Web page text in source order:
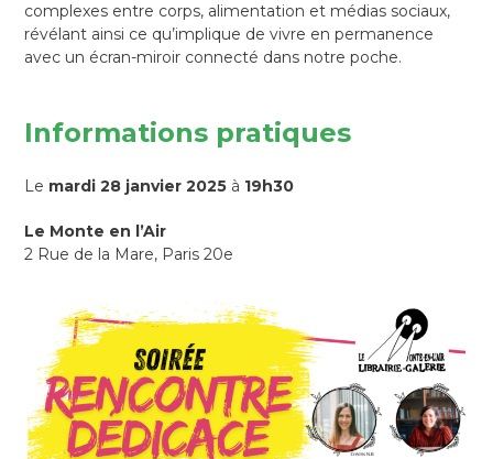
complexes entre corps, alimentation et médias sociaux,
révélant ainsi ce qu’implique de vivre en permanence
avec un écran-miroir connecté dans notre poche.
Informations pratiques
Le mardi 28 janvier 2025 à 19h30
Le Monte en l’Air
2 Rue de la Mare, Paris 20e